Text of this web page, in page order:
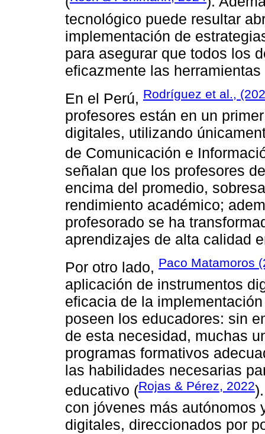
tecnológico puede resultar
implementación de
para asegurar que todos los
eficazmente las
En el Perú, Rodríguez et al.,
profesores están en un
digitales, utilizando
de Comunicación e
señalan que los profesores
encima del promedio,
rendimiento académico;
profesorado se ha
aprendizajes de alta calidad
Por otro lado, Paco Matamoros
aplicación de instrumentos
eficacia de la
poseen los educadores: sin
de esta necesidad, muchas
programas formativos
las habilidades necesarias
educativo (Rojas & Pérez, 2022
con jóvenes más autónomos
digitales, direccionados por